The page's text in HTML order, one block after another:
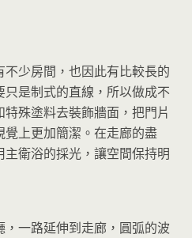
少房間，也因此有比較長的
是制式的直線，所以做成不
殊塗料去裝飾牆面，把門片
上更加簡潔。在走廊的盡
衛浴的採光，讓空間保持明
一路延伸到走廊，圓弧的波